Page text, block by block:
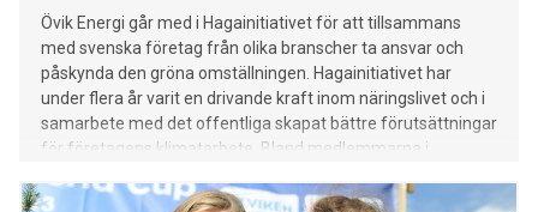
Övik Energi går med i Hagainitiativet för att tillsammans
med svenska företag från olika branscher ta ansvar och
påskynda den gröna omställningen. Hagainitiativet har
under flera år varit en drivande kraft inom näringslivet och i
samarbete med det offentliga skapat bättre förutsättningar
för företagens klimatarbete. Bland medlemmarna i
Partners, Folksam, HKScan Sweden, JM, Lantmännen,